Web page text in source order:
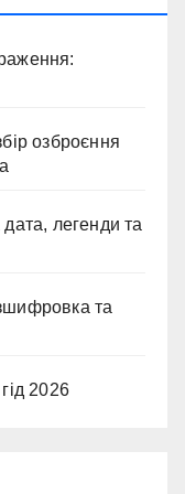
озброєння
легенди та
та
2026